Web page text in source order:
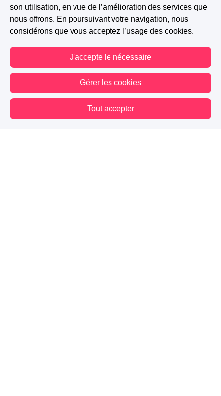
0 J'aime Répondre Signaler
Il y a 10 ans
on voient bien que entre eux c est puissant
tres beau chapitre!!
Répondre
son utilisation, en vue de l’amélioration des services que
nous offrons. En poursuivant votre navigation, nous
considérons que vous acceptez l’usage des cookies.
J'accepte le nécessaire
Gérer les cookies
Tout accepter